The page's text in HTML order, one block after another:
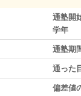
通塾開
学年
通塾期
通った
偏差値